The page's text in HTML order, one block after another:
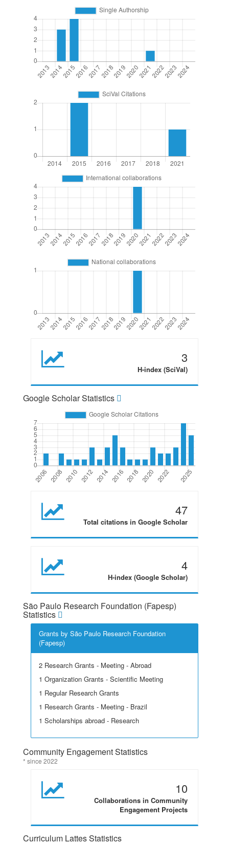
3
H-index (SciVal)
Google Scholar Statistics
47
Total citations in Google Scholar
4
H-index (Google Scholar)
São Paulo Research Foundation (Fapesp)
Statistics
Grants by São Paulo Research Foundation
(Fapesp)
2 Research Grants - Meeting - Abroad
1 Organization Grants - Scientific Meeting
1 Regular Research Grants
1 Research Grants - Meeting - Brazil
1 Scholarships abroad - Research
Community Engagement Statistics
* since 2022
10
Collaborations in Community
Engagement Projects
Curriculum Lattes Statistics